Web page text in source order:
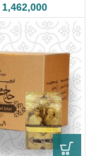
1,462,000